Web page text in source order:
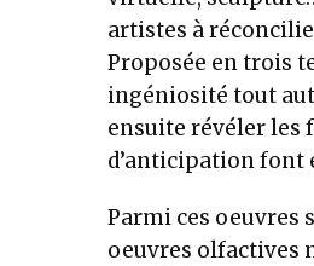
artistes à
Proposée en trois
ingéniosité tout
ensuite révéler les
d’anticipation font
Parmi ces oeuvres
oeuvres olfactives